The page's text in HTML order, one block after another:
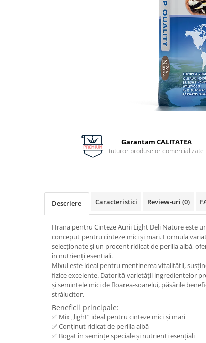
Garantam CALITATEA
tuturor produselor comercializate
Descriere Caracteristici Review-uri (0)
Hrana pentru Cinteze Aurii Light Deli Nature este
conceput pentru cinteze mici și mari. Formula
selecționate și un procent ridicat de perilla albă,
în nutrienți esențiali.
Mixul este ideal pentru menținerea vitalității,
fizice excelente. Datorită varietății ingredientelor
și semințele mici de floarea-soarelui, păsările
strălucitor.
Beneficii principale:
✅ Mix „light” ideal pentru cinteze mici și mari
✅ Conținut ridicat de perilla albă
✅ Bogat în semințe speciale și nutrienți esențiali